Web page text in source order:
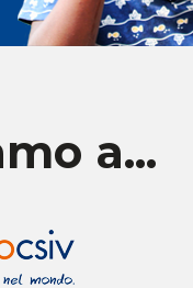
a...